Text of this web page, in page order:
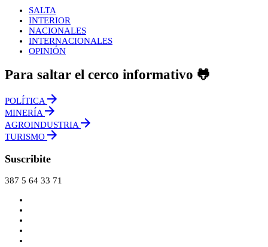
SALTA
INTERIOR
NACIONALES
INTERNACIONALES
OPINIÓN
Para saltar el cerco informativo 🐸
POLÍTICA
MINERÍA
AGROINDUSTRIA
TURISMO
Suscribite
387 5 64 33 71